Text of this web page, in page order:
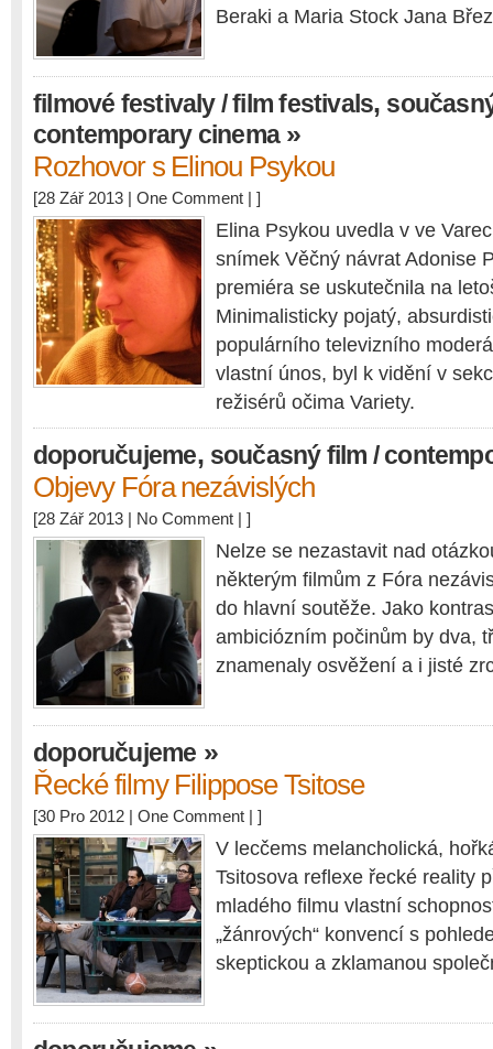
Beraki a Maria Stock Jana
filmové festivaly / film festivals,
contemporary cinema»
Rozhovor s Elinou Psykou
[28 Zář 2013 | One Comment | ]
Elina Psykou uvedla v ve
snímek Věčný návrat Adonise
premiéra se uskutečnila na
Minimalisticky pojatý,
populárního televizního
vlastní únos, byl k vidění v
režisérů očima Variety.
doporučujeme, současný film /
Objevy Fóra nezávislých
[28 Zář 2013 | No Comment | ]
Nelze se nezastavit nad
některým filmům z Fóra
do hlavní soutěže. Jako
ambiciózním počinům by dva,
znamenaly osvěžení a i jisté
doporučujeme »
Řecké filmy Filippose Tsitose
[30 Pro 2012 | One Comment | ]
V lecčems melancholická,
Tsitosova reflexe řecké reality
mladého filmu vlastní
„žánrových“ konvencí s
skeptickou a zklamanou